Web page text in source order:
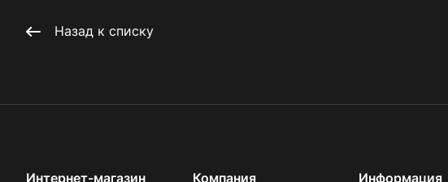
Назад к списку
Интернет-магазин Компания Информация